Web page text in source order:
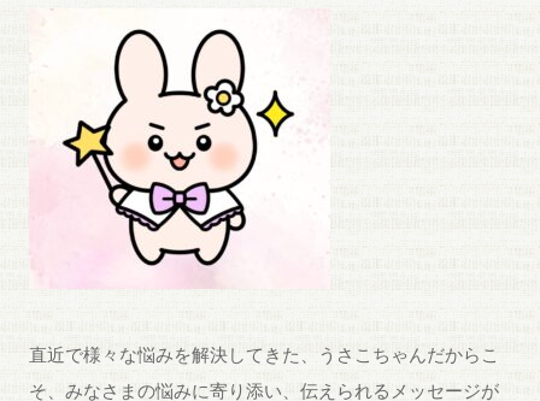
直近で様々な悩みを解決してきた、うさこちゃんだからこ
そ、みなさまの悩みに寄り添い、伝えられるメッセージが